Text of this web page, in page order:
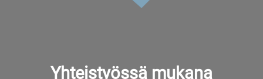
Yhteistyössä mukana